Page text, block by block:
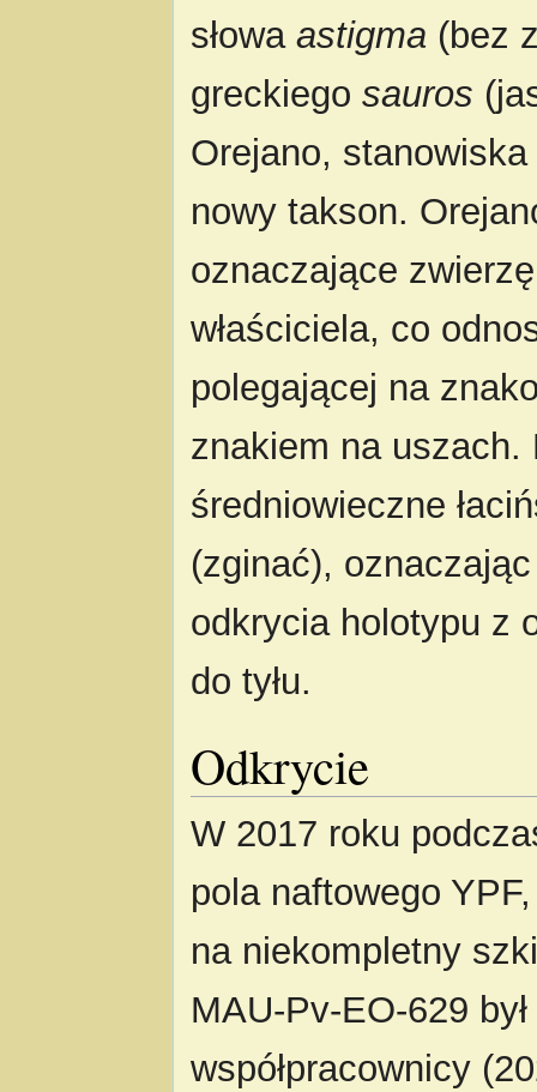
słowaastigma (bez
greckiegosauros
Orejano,
nowy takson.
oznaczające
właściciela, co
polegającej na
znakiem na
średniowieczne
(zginać),
odkrycia holotypu z
do tyłu.
Odkrycie
W 2017 roku
pola naftowego
na niekompletny
MAU-Pv-EO-629
współpracownicy